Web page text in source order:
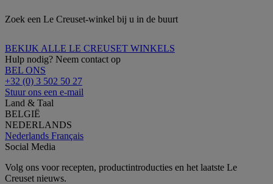
Zoek een Le Creuset-winkel bij u in de buurt
BEKIJK ALLE LE CREUSET WINKELS
Hulp nodig? Neem contact op
BEL ONS
+32 (0) 3 502 50 27
Stuur ons een e-mail
Land & Taal
BELGIË
NEDERLANDS
Nederlands Français
Social Media
Volg ons voor recepten, productintroducties en het laatste Le
Creuset nieuws.